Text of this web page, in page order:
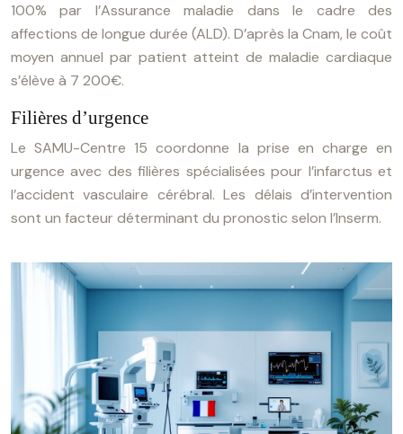
100% par l’Assurance maladie dans le cadre des
affections de longue durée (ALD). D’après la Cnam, le coût
moyen annuel par patient atteint de maladie cardiaque
s’élève à 7 200€.
Filières d’urgence
Le SAMU-Centre 15 coordonne la prise en charge en
urgence avec des filières spécialisées pour l’infarctus et
l’accident vasculaire cérébral. Les délais d’intervention
sont un facteur déterminant du pronostic selon l’Inserm.